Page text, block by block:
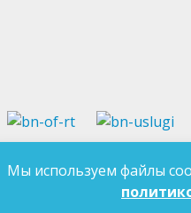
8 (843) 237-97-99E-mail:an-
E-mail:
Мы используем файлы